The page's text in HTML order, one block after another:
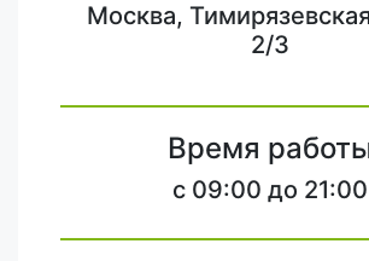
Москва,
2/3
Время
c 09:00 до 21:00